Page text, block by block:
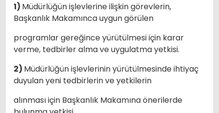
1) Müdürlüğün işlevlerine ilişkin görevlerin,
Başkanlık Makamınca uygun görülen
programlar gereğince yürütülmesi için karar
verme, tedbirler alma ve uygulatma yetkisi.
2) Müdürlüğün işlevlerinin yürütülmesinde ihtiyaç
duyulan yeni tedbirlerin ve yetkilerin
alınması için Başkanlık Makamına önerilerde